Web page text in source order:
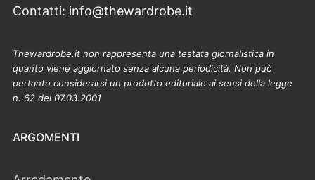
Contatti: info@thewardrobe.it
Thewardrobe.it non rappresenta una testata giornalistica in
quanto viene aggiornato senza alcuna periodicità. Non può
pertanto considerarsi un prodotto editoriale ai sensi della legge
n. 62 del 07.03.2001
ARGOMENTI